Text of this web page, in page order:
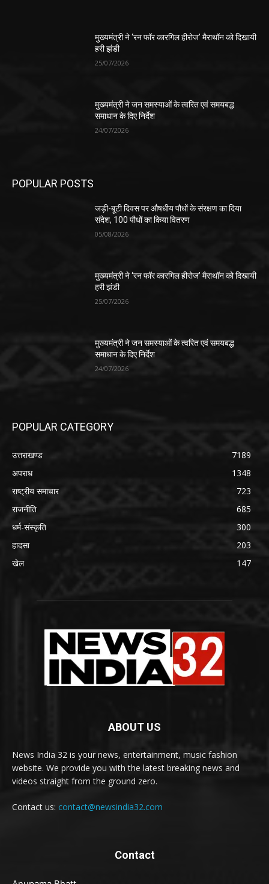
मुख्यमंत्री ने ‘रन फॉर कारगिल हीरोज’ मैराथॉन को दिखायी
हरी झंडी
25/07/2026
मुख्यमंत्री ने जन समस्याओं के त्वरित एवं समयबद्ध
समाधान के दिए निर्देश
24/07/2026
POPULAR POSTS
जड़ी-बूटी दिवस पर औषधीय पौधों के संरक्षण का दिया
संदेश, 100 पौधों का किया वितरण
05/08/2026
मुख्यमंत्री ने ‘रन फॉर कारगिल हीरोज’ मैराथॉन को दिखायी
हरी झंडी
25/07/2026
मुख्यमंत्री ने जन समस्याओं के त्वरित एवं समयबद्ध
समाधान के दिए निर्देश
24/07/2026
POPULAR CATEGORY
उत्तराखण्ड
7189
अपराध
1348
राष्ट्रीय समाचार
723
राजनीति
685
धर्म-संस्कृति
300
हादसा
203
खेल
147
ABOUT US
News India 32 is your news, entertainment, music fashion
website. We provide you with the latest breaking news and
videos straight from the ground zero.
Contact us: contact@newsindia32.com
Contact